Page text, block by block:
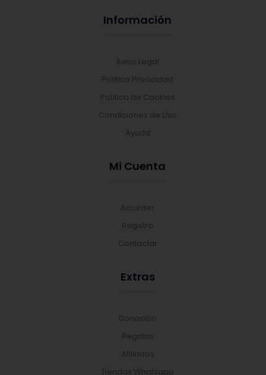
Información
Aviso Legal
Política Privacidad
Política de Cookies
Condiciones de Uso
Ayuda
Mi Cuenta
Acceder
Registro
Contactar
Extras
Donación
Regalos
Afiliados
Tiendas Whatsapp